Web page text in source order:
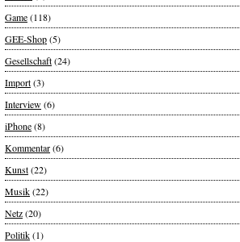
Game(118)
GEE-Shop(5)
Gesellschaft(24)
Import(3)
Interview(6)
iPhone(8)
Kommentar(6)
Kunst(22)
Musik(22)
Netz(20)
Politik(1)